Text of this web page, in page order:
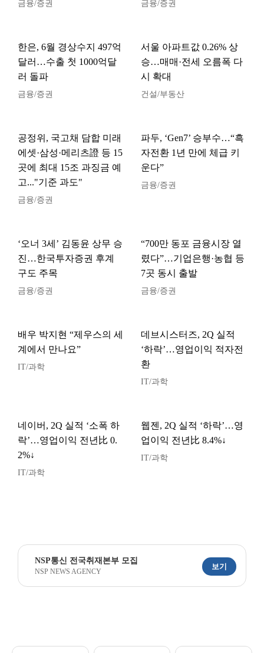
금융/증권 금융/증권
한은, 6월 경상수지 497억
달러…수출 첫 1000억달
러 돌파
금융/증권
서울 아파트값 0.26% 상
승…매매·전세 오름폭 다
시 확대
건설/부동산
공정위, 국고채 담합 미래
에셋·삼성·메리츠證 등 15
곳에 최대 15조 과징금 예
고..."기준 과도"
금융/증권
파두, ‘Gen7’ 승부수…“흑
자전환 1년 만에 체급 키
운다”
금융/증권
‘오너 3세’ 김동윤 상무 승
진…한국투자증권 후계
구도 주목
금융/증권
“700만 동포 금융시장 열
렸다”…기업은행·농협 등
7곳 동시 출발
금융/증권
배우 박지현 “제우스의 세
계에서 만나요”
IT/과학
데브시스터즈, 2Q 실적
‘하락’…영업이익 적자전
환
IT/과학
네이버, 2Q 실적 ‘소폭 하
락’…영업이익 전년比 0.
2%↓
IT/과학
웹젠, 2Q 실적 ‘하락’…영
업이익 전년比 8.4%↓
IT/과학
NSP통신 전국취재본부 모집
NSP NEWS AGENCY
보기